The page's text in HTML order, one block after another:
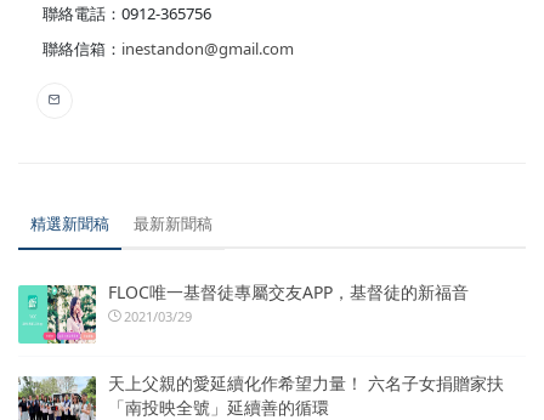
聯絡電話：0912-365756
聯絡信箱： inestandon@gmail.com
精選新聞稿 最新新聞稿
FLOC唯一基督徒專屬交友APP，基督徒的新福音
2021/03/29
天上父親的愛延續化作希望力量！ 六名子女捐贈家扶
「南投映全號」延續善的循環